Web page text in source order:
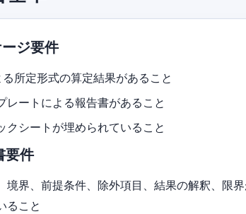
ジ要件
所定形式の算定結果があること
レートによる報告書があること
クシートが埋められていること
要件
境界、前提条件、除外項目、結果の解釈、限
ること